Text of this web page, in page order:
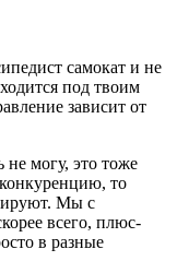
самокат и не
под твоим
зависит от
не могу, это тоже
то
Мы с
всего, плюс-
в разные